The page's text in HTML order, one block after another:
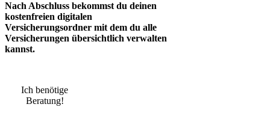
Nach Abschluss bekommst du deinen
kostenfreien digitalen
Versicherungsordner mit dem du alle
Versicherungen übersichtlich verwalten
kannst.
Ich benötige
Beratung!